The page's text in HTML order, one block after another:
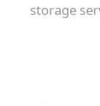
storage